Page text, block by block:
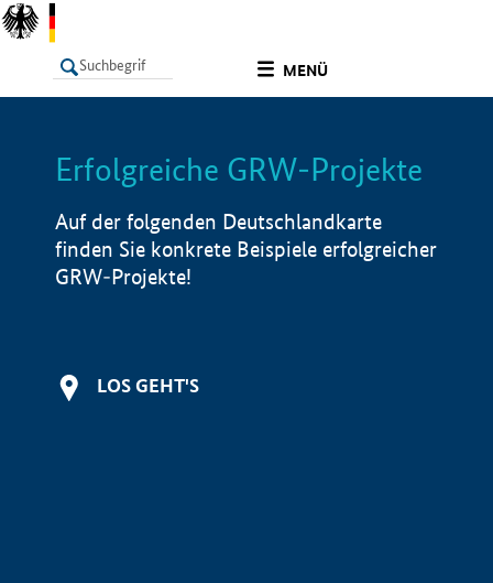
MENÜ
LISTE Info
Erfolgreiche GRW-Projekte
Auf der folgenden Deutschlandkarte
finden Sie konkrete Beispiele erfolgreicher
GRW-Projekte!
LOS GEHT'S